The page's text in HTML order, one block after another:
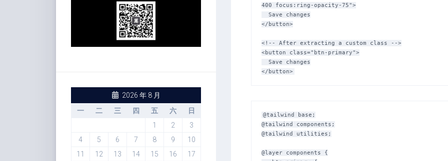
2026 年 8 月
一
二 三 四 五 六
日
1
2
3
4
5 6 7 8 9
10
11
12 13 14 15 16
17
400 focus:ring-opacity-75">
</button>
<!-- After extracting a custom class -->
<button class="btn-primary">
@tailwind base;
@tailwind components;
@tailwind utilities;
@layer components {